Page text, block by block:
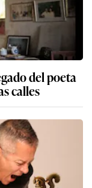
del poeta
calles